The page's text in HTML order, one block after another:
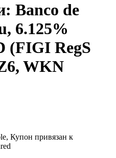
Banco de
6.125%
(FIGI RegS
WKN
Купон привязан к